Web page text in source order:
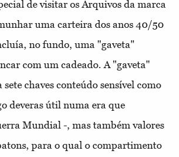
de visitar os Arquivos da marca
uma carteira dos anos 40/50
no fundo, uma "gaveta"
com um cadeado. A "gaveta"
chaves conteúdo sensível como
deveras útil numa era que
Mundial -, mas também valores
para o qual o compartimento